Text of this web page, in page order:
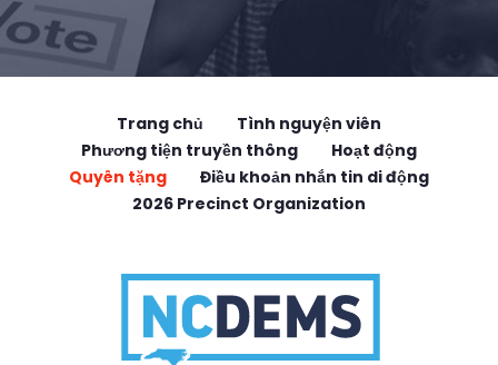
Trang chủ
Tình nguyện viên
Phương tiện truyền thông
Hoạt động
Quyên tặng
Điều khoản nhắn tin di động
2026 Precinct Organization